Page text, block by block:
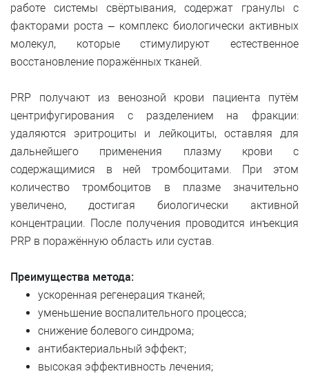
работе системы свёртывания, содержат гранулы с
факторами роста – комплекс биологически активных
молекул, которые стимулируют естественное
восстановление поражённых тканей.
PRP получают из венозной крови пациента путём
центрифугирования с разделением на фракции:
удаляются эритроциты и лейкоциты, оставляя для
дальнейшего применения плазму крови с
содержащимися в ней тромбоцитами. При этом
количество тромбоцитов в плазме значительно
увеличено, достигая биологически активной
концентрации. После получения проводится инъекция
PRP в поражённую область или сустав.
Преимущества метода:
ускоренная регенерация тканей;
уменьшение воспалительного процесса;
снижение болевого синдрома;
антибактериальный эффект;
высокая эффективность лечения;